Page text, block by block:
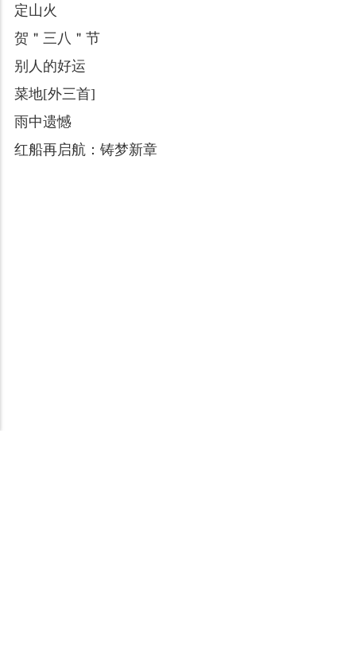
定山火
贺＂三八＂节
别人的好运
菜地[外三首]
雨中遗憾
红船再启航：铸梦新章